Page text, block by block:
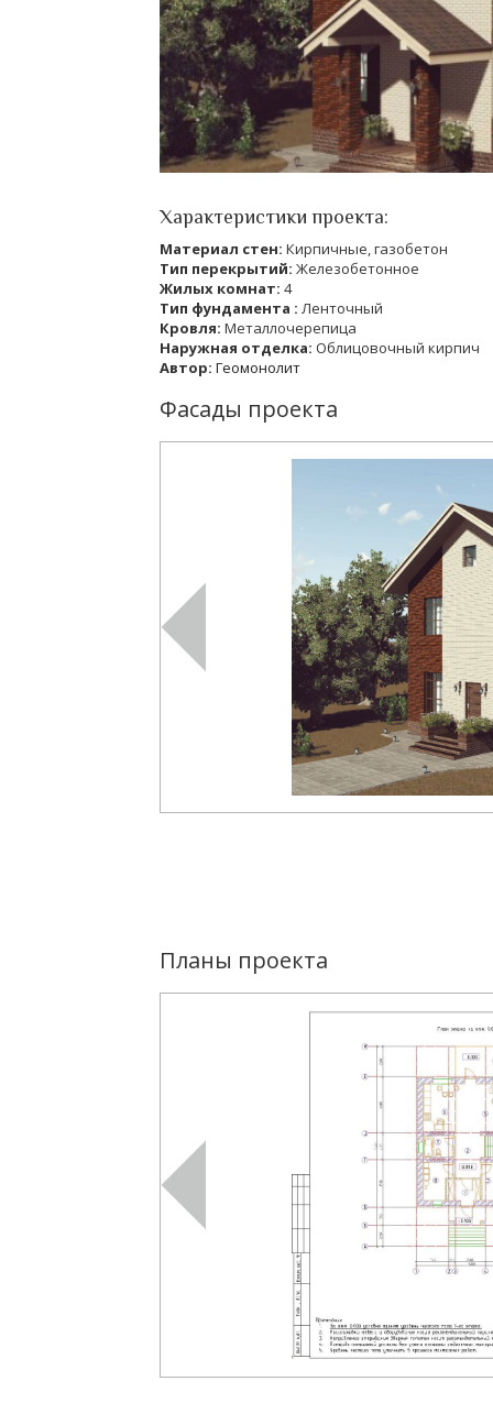
Характеристики проекта:
Материал стен: Кирпичные, газобетон
Тип перекрытий: Железобетонное
Жилых комнат: 4
Тип фундамента : Ленточный
Кровля: Металлочерепица
Наружная отделка: Облицовочный кирпич
Автор: Геомонолит
Фасады проекта
Планы проекта